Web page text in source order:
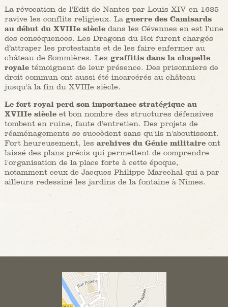
La révocation de l’Edit de Nantes par Louis XIV en 1685
ravive les conflits religieux. La guerre des Camisards
au début du XVIIIe siècledans les Cévennes en est l’une
des conséquences. Les Dragons du Roi furent chargés
d’attraper les protestants et de les faire enfermer au
château de Sommières. Les graffitis dans la chapelle
royaletémoignent de leur présence. Des prisonniers de
droit commun ont aussi été incarcérés au château
jusqu'à la fin du XVIIIe siècle.
Le fort royal perd son importance stratégique au
XVIIIe siècleet bon nombre des structures défensives
tombent en ruine, faute d'entretien. Des projets de
réaménagements se succèdent sans qu'ils n'aboutissent.
Fort heureusement, les archives du Génie militaireont
laissé des plans précis qui permettent de comprendre
l'organisation de la place forte à cette époque,
notamment ceux de Jacques Philippe Marechal qui a par
ailleurs redessiné les jardins de la fontaine à Nîmes.